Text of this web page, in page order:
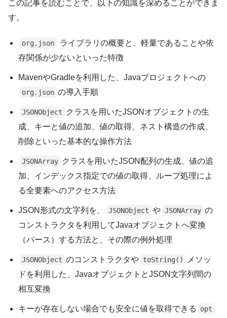
この記事を読むことで、以下の知識を深めることができま
す。
org.json
ライブラリの概要と、軽量であることや依
存関係が少ないといった特徴
MavenやGradleを利用した、Javaプロジェクトへの
org.json の導入手順
JSONObject
クラスを用いたJSONオブジェクトの生
成、キーと値の追加、値の取得、ネスト構造の作成、
削除といった基本的な操作方法
JSONArray クラスを用いたJSON配列の生成、値の追
加、インデックス指定での値の取得、ループ処理によ
る全要素へのアクセス方法
JSON形式の文字列を、 JSONObject や JSONArray の
コンストラクタを利用してJavaオブジェクトへ変換
（パース）する方法と、その際の例外処理
JSONObject のコンストラクタや toString()
メソッ
ドを利用した、JavaオブジェクトとJSON文字列間の
相互変換
キーが存在しない場合でも安全に値を取得できる opt